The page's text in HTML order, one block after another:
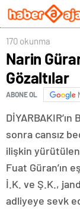
170 okunma
Narin
Gözaltılar
ABONE OL
sonra cansız
ilişkin
Fuat Güran’ın
İ.K. ve Ş.K.,
adliyeye sevk